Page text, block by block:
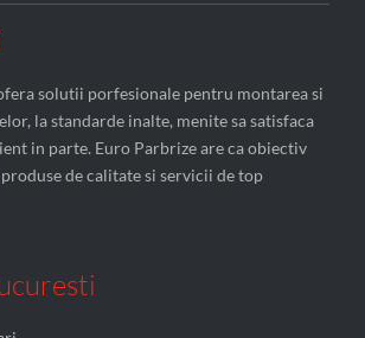
solutii porfesionale pentru montarea si
la standarde inalte, menite sa satisfaca
in parte. Euro Parbrize are ca obiectiv
de calitate si servicii de top